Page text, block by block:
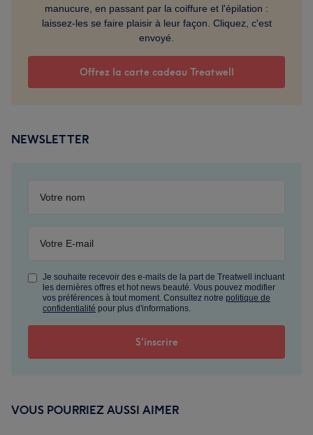
manucure, en passant par la coiffure et l'épilation :
laissez-les se faire plaisir à leur façon. Cliquez, c'est
envoyé.
Offrez la carte cadeau Treatwell
NEWSLETTER
Je souhaite recevoir des e-mails de la part de Treatwell incluant
les dernières offres et hot news beauté. Vous pouvez modifier
vos préférences à tout moment. Consultez notre politique de
confidentialité pour plus d'informations.
VOUS POURRIEZ AUSSI AIMER